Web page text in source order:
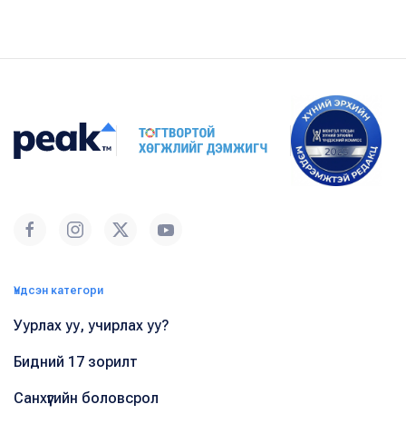
Үндсэн категори
Уурлах уу, учирлах уу?
Бидний 17 зорилт
Санхүүгийн боловсрол